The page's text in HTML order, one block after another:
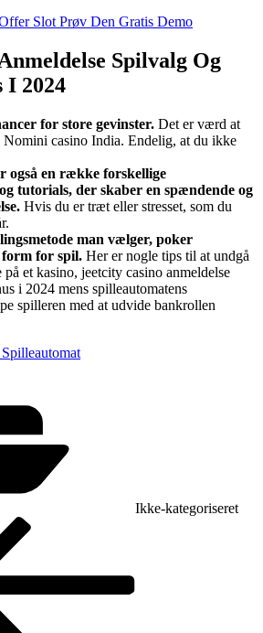
Slot Prøv Den Gratis Demo
Spilvalg Og
I 2024
for store gevinster. Det er værd at
casino India. Endelig, at du ikke
også en række forskellige
tutorials, der skaber en spændende og
Hvis du er træt eller stresset, som du
man vælger, poker
form for spil. Her er nogle tips til at undgå
et kasino, jeetcity casino anmeldelse
i 2024 mens spilleautomatens
spilleren med at udvide bankrollen
Ikke-kategoriseret